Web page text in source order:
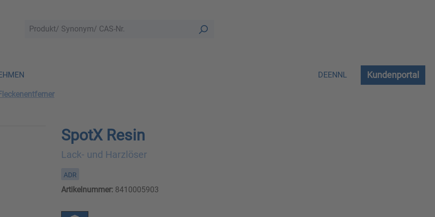
DEENNL Kundenportal
SpotX Resin
Lack- und Harzlöser
ADR
Artikelnummer:8410005903